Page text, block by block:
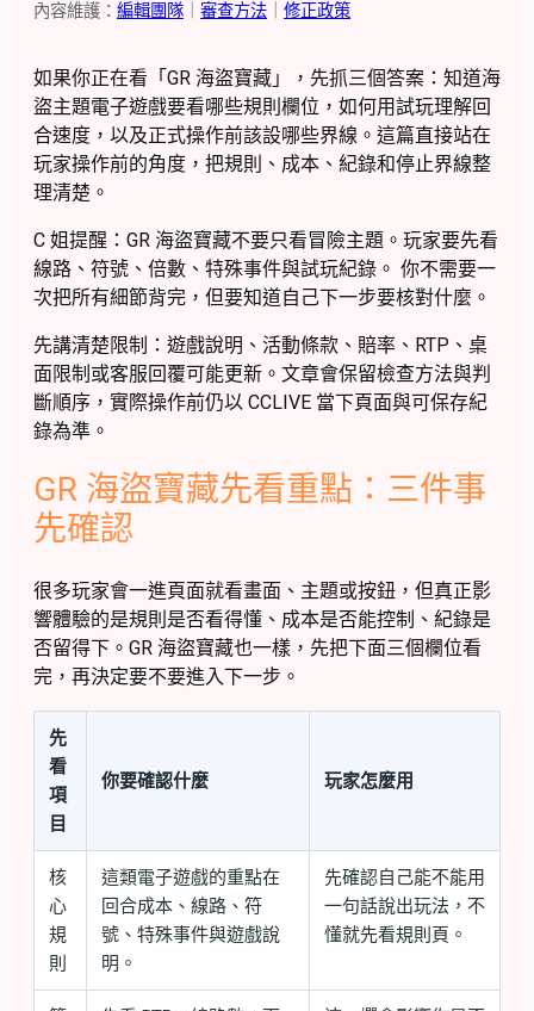
內容維護： 編輯團隊 審查方法 修正政策
如果你正在看「GR 海盜寶藏」，先抓三個答案：知道海
盜主題電子遊戲要看哪些規則欄位，如何用試玩理解回
合速度，以及正式操作前該設哪些界線。這篇直接站在
玩家操作前的角度，把規則、成本、紀錄和停止界線整
理清楚。
C 姐提醒：GR 海盜寶藏不要只看冒險主題。玩家要先看
線路、符號、倍數、特殊事件與試玩紀錄。 你不需要一
次把所有細節背完，但要知道自己下一步要核對什麼。
先講清楚限制：遊戲說明、活動條款、賠率、RTP、桌
面限制或客服回覆可能更新。文章會保留檢查方法與判
斷順序，實際操作前仍以 CCLIVE 當下頁面與可保存紀
錄為準。
GR 海盜寶藏先看重點：三件事
先確認
很多玩家會一進頁面就看畫面、主題或按鈕，但真正影
響體驗的是規則是否看得懂、成本是否能控制、紀錄是
否留得下。GR 海盜寶藏也一樣，先把下面三個欄位看
完，再決定要不要進入下一步。
先
看
項
目
你要確認什麼 玩家怎麼用
核
心
規
則
這類電子遊戲的重點在
回合成本、線路、符
號、特殊事件與遊戲說
明。
先確認自己能不能用
一句話說出玩法，不
懂就先看規則頁。